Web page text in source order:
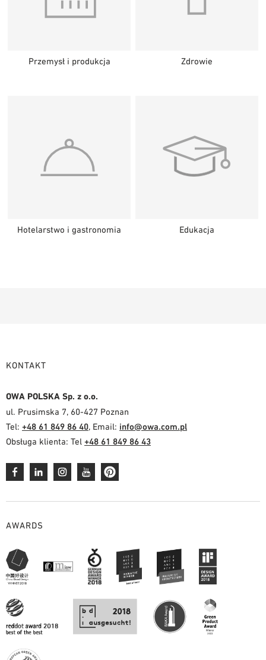
Przemysł i produkcja Zdrowie
Hotelarstwo i gastronomia Edukacja
KONTAKT
OWA POLSKA Sp. z o.o.
ul. Prusimska 7, 60-427 Poznan
Tel: +48 61 849 86 40, Email: info@owa.com.pl
Obsługa klienta: Tel +48 61 849 86 43
AWARDS